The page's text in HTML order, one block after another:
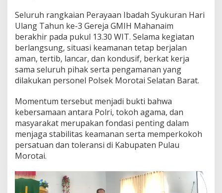
Seluruh rangkaian Perayaan Ibadah Syukuran Hari
Ulang Tahun ke-3 Gereja GMIH Mahanaim
berakhir pada pukul 13.30 WIT. Selama kegiatan
berlangsung, situasi keamanan tetap berjalan
aman, tertib, lancar, dan kondusif, berkat kerja
sama seluruh pihak serta pengamanan yang
dilakukan personel Polsek Morotai Selatan Barat.
Momentum tersebut menjadi bukti bahwa
kebersamaan antara Polri, tokoh agama, dan
masyarakat merupakan fondasi penting dalam
menjaga stabilitas keamanan serta memperkokoh
persatuan dan toleransi di Kabupaten Pulau
Morotai.
Video
Player